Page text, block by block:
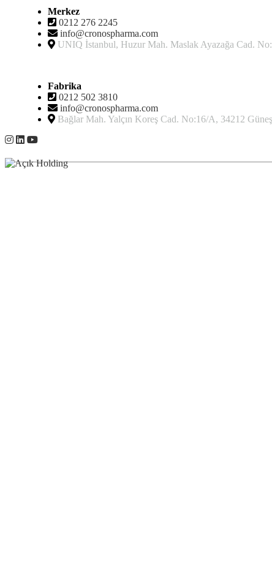
Merkez
0212 276 2245
info@cronospharma.com
UNIQ İstanbul, Huzur Mah. Maslak Ayazağa Cad.
Fabrika
0212 502 3810
info@cronospharma.com
Bağlar Mah. Yalçın Koreş Cad. No:16/A, 34212